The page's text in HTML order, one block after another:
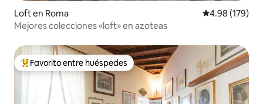
Loft en Roma Calificación
4.98 (179)
Mejores colecciones «loft» en azoteas
Favorito entre huéspedes preferido
Favorito entre huéspedes